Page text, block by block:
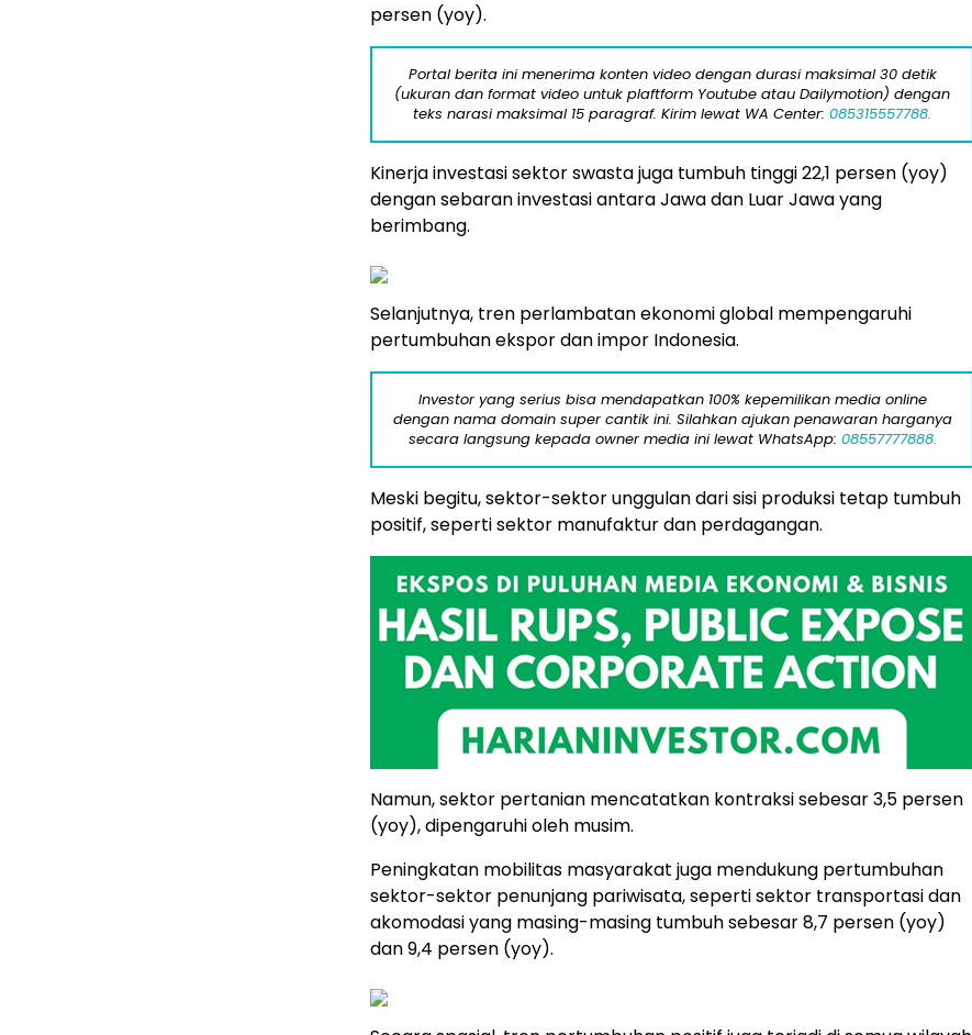
persen (yoy).
Portal berita ini menerima konten video dengan durasi maksimal 30 detik
(ukuran dan format video untuk plaftform Youtube atau Dailymotion) dengan
teks narasi maksimal 15 paragraf. Kirim lewat WA Center: 085315557788.
Kinerja investasi sektor swasta juga tumbuh tinggi 22,1 persen (yoy)
dengan sebaran investasi antara Jawa dan Luar Jawa yang
berimbang.
Selanjutnya, tren perlambatan ekonomi global mempengaruhi
pertumbuhan ekspor dan impor Indonesia.
Investor yang serius bisa mendapatkan 100% kepemilikan media online
dengan nama domain super cantik ini. Silahkan ajukan penawaran harganya
secara langsung kepada owner media ini lewat WhatsApp: 08557777888.
Meski begitu, sektor-sektor unggulan dari sisi produksi tetap tumbuh
positif, seperti sektor manufaktur dan perdagangan.
Namun, sektor pertanian mencatatkan kontraksi sebesar 3,5 persen
(yoy), dipengaruhi oleh musim.
Peningkatan mobilitas masyarakat juga mendukung pertumbuhan
sektor-sektor penunjang pariwisata, seperti sektor transportasi dan
akomodasi yang masing-masing tumbuh sebesar 8,7 persen (yoy)
dan 9,4 persen (yoy).